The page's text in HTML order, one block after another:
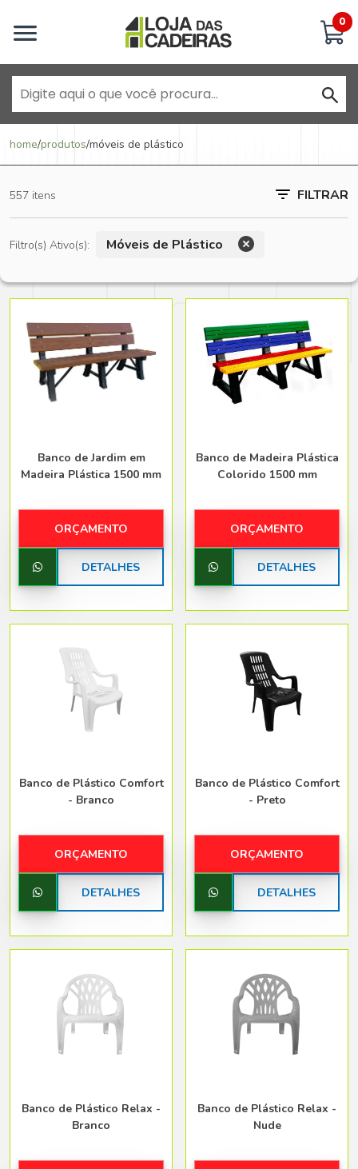
0
home/produtos/móveis de plástico
557 itens FILTRAR
Filtro(s) Ativo(s): Móveis de Plástico
Banco de Jardim em
Madeira Plástica 1500 mm
ORÇAMENTO
DETALHES
Banco de Madeira Plástica
Colorido 1500 mm
ORÇAMENTO
DETALHES
Banco de Plástico Comfort
- Branco
ORÇAMENTO
DETALHES
Banco de Plástico Comfort
- Preto
ORÇAMENTO
DETALHES
Banco de Plástico Relax -
Branco
Banco de Plástico Relax -
Nude
Inicie uma conversa
Goiânia - Jardim América
Anápolis - Jundiaí
Brasília - Asa Sul
Goiânia - Jardim América II
Belo Horizonte - Belo Horizonte